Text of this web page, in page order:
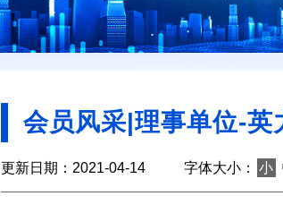
会员风采|理事单位-
更新日期：2021-04-14 字体大小： 小